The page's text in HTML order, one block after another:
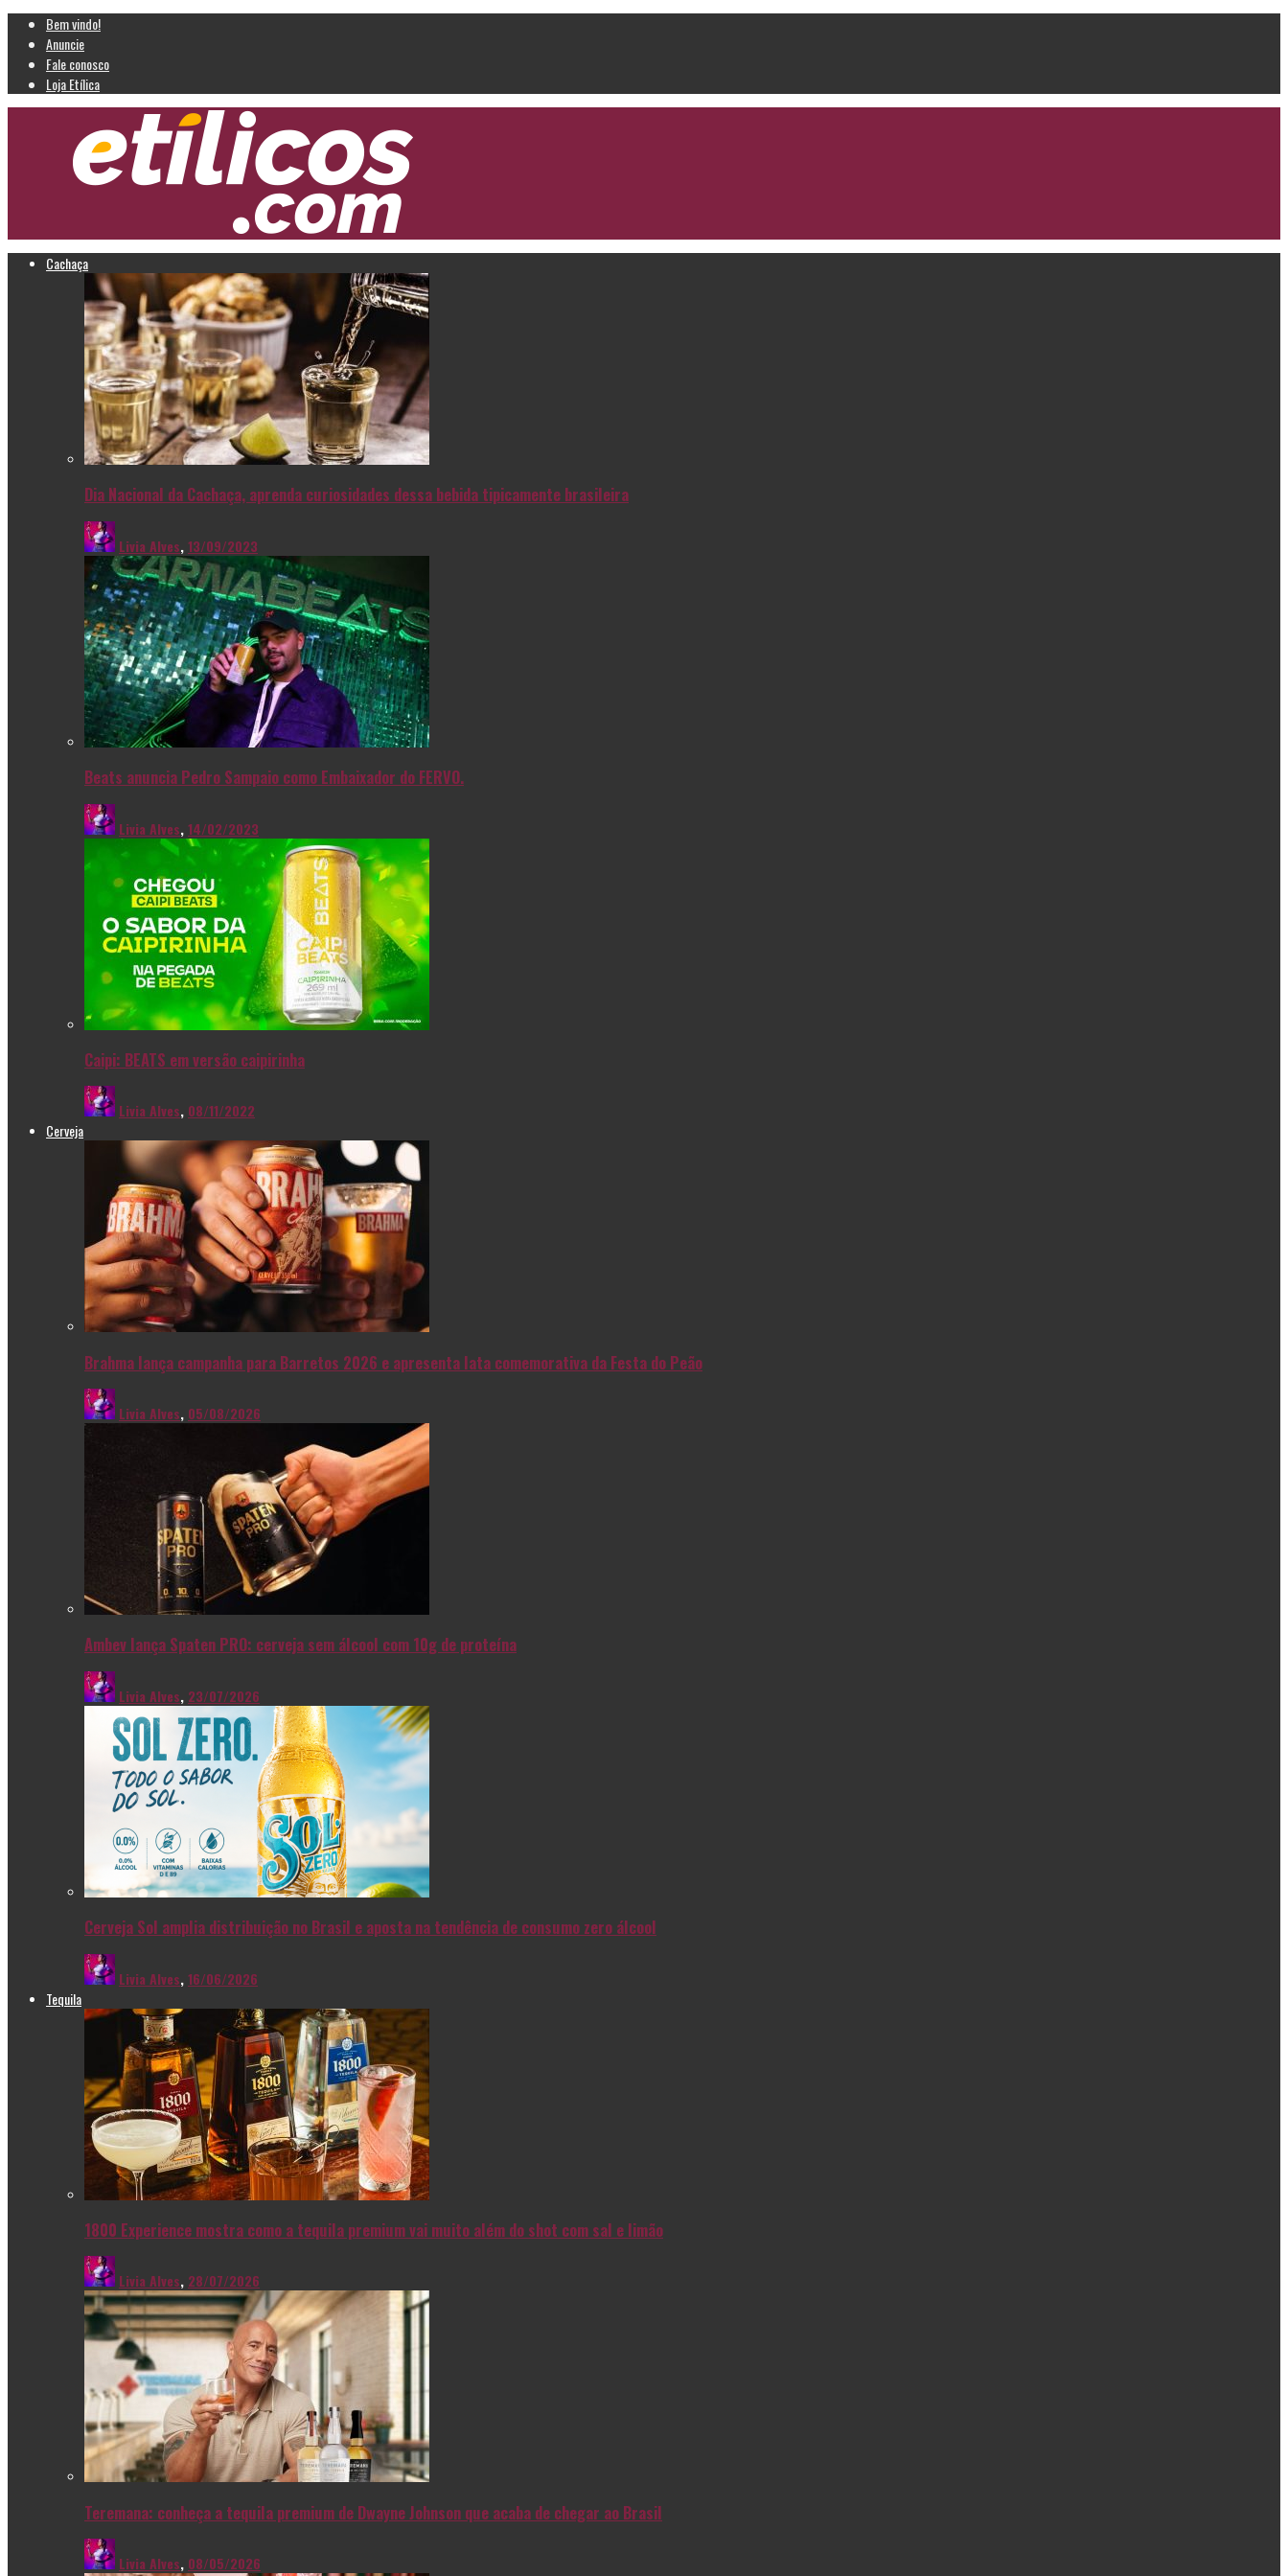
Bem vindo!
Anuncie
Fale conosco
Loja Etílica
Cachaça
Dia Nacional da Cachaça, aprenda curiosidades dessa bebida tipicamente brasileira
Livia Alves,13/09/2023
Beats anuncia Pedro Sampaio como Embaixador do FERVO.
Livia Alves,14/02/2023
Caipi: BEATS em versão caipirinha
Livia Alves, 08/11/2022
Cerveja
Brahma lança campanha para Barretos 2026 e apresenta lata comemorativa da Festa do Peão
Livia Alves, 05/08/2026
Ambev lança Spaten PRO: cerveja sem álcool com 10g de proteína
Livia Alves, 23/07/2026
Cerveja Sol amplia distribuição no Brasil e aposta na tendência de consumo zero álcool
Livia Alves,16/06/2026
Tequila
1800 Experience mostra como a tequila premium vai muito além do shot com sal e limão
Livia Alves, 28/07/2026
Teremana: conheça a tequila premium de Dwayne Johnson que acaba de chegar ao Brasil
Livia Alves, 08/05/2026